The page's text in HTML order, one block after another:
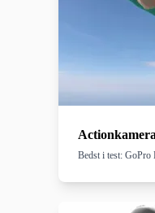
Actionkamera
Bedst i test: GoPro